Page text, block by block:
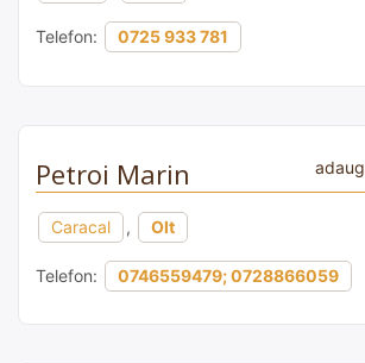
Telefon: 0725 933 781
Petroi Marin
Caracal , Olt
Telefon: 0746559479; 0728866059